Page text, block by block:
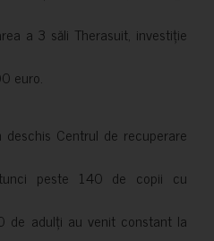
a 3 săli Therasuit, investiție
euro.
Centrul de recuperare
peste 140 de copii cu
de adulți au venit constant la